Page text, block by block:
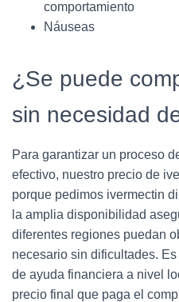
comportamiento
Náuseas
¿Se puede
sin necesidad
Para garantizar un proceso
efectivo, nuestro precio de
porque pedimos ivermectin
la amplia disponibilidad
diferentes regiones puedan
necesario sin dificultades.
de ayuda financiera a nivel
precio final que paga el